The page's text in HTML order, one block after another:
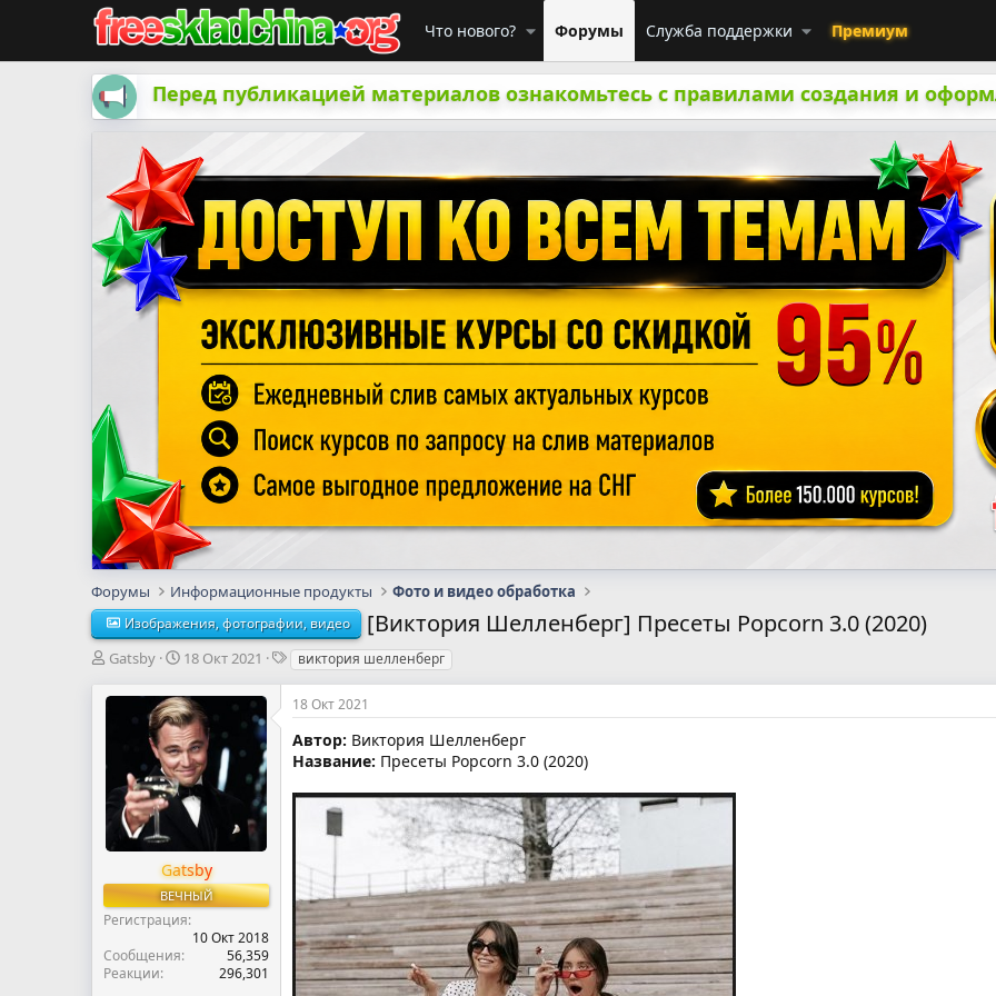
Что нового? Форумы Служба поддержки Премиум
Перед публикацией материалов ознакомьтесь с правилами создания и
Форумы Информационные продукты Фото и видео обработка
Изображения, фотографии, видео [Виктория Шелленберг] Пресеты Popcorn 3.0 (2020)
А
т
м
Gatsby
Д
т
а
н
а
ч
а
л
18 Окт 2021
Т
г
и
виктория шелленберг
Gatsby
ВЕЧНЫЙ
Регистрация
10 Окт 2018
Сообщения
56,359
Реакции
296,301
18 Окт 2021
Автор: Виктория Шелленберг
Название: Пресеты Popcorn 3.0 (2020)